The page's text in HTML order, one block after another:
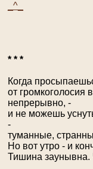
_^_
* * *
Когда
от
непрерывно, -
и не можешь
-
туманные,
Но вот утро - и
Тишина заунывна.